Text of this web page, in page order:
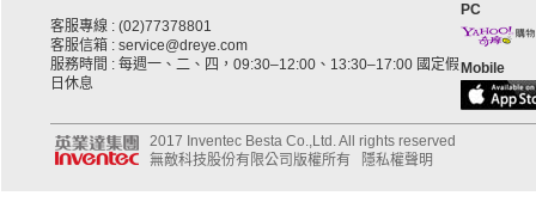
客服專線 : (02)77378801
客服信箱 : service@dreye.com
服務時間 : 每週一、二、四，09:30–12:00、13:30–17:00 國定假
日休息
PC
Mobile
2017 Inventec Besta Co.,Ltd. All rights reserved
無敵科技股份有限公司版權所有
隱私權聲明